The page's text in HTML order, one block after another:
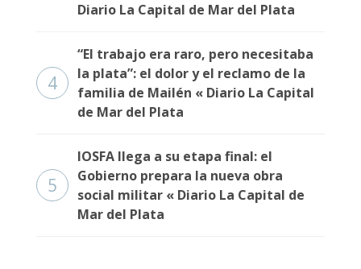
Diario La Capital de Mar del Plata
4
“El trabajo era raro, pero necesitaba
la plata”: el dolor y el reclamo de la
familia de Mailén « Diario La Capital
de Mar del Plata
5
IOSFA llega a su etapa final: el
Gobierno prepara la nueva obra
social militar « Diario La Capital de
Mar del Plata